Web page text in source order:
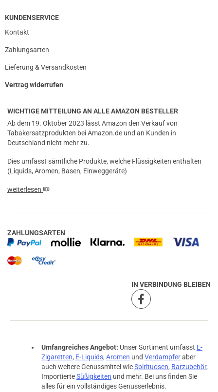
KUNDENSERVICE
Kontakt
Zahlungsarten
Lieferung & Versandkosten
Vertrag widerrufen
WICHTIGE MITTEILUNG AN ALLE AMAZON BESTELLER
Ab dem 19. Oktober 2023 lässt Amazon den Verkauf von
Tabakersatzprodukten bei Amazon.de und an Kunden in
Deutschland nicht mehr zu.
Dies umfasst sämtliche Produkte, welche Flüssigkeiten enthalten
(Liquids, Aromen, Basen, Einweggeräte)
weiterlesen
ZAHLUNGSARTEN
IN VERBINDUNG BLEIBEN
Umfangreiches Angebot: Unser Sortiment umfasst E-
Zigaretten, E-Liquids, Aromen und Verdampferaber
auch weitere Genussmittel wieSpirituosen, Barzubehör,
ImportierteSüßigkeiten und mehr. Bei uns finden Sie
alles für ein vollständiges Genusserlebnis.